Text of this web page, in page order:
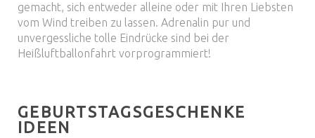
gemacht, sich entweder alleine oder mit Ihren Liebsten
vom Wind treiben zu lassen. Adrenalin pur und
unvergessliche tolle Eindrücke sind bei der
Heißluftballonfahrt vorprogrammiert!
GEBURTSTAGSGESCHENKE
IDEEN